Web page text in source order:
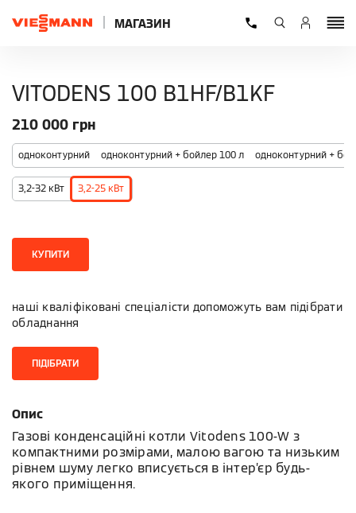
МАГАЗИН
VITODENS 100 B1HF/B1KF
210 000 грн
одноконтурний одноконтурний + бойлер 100 л одноконтурний +
3,2-32 кВт 3,2-25 кВт
КУПИТИ
наші кваліфіковані спеціалісти допоможуть вам підібрати
обладнання
ПІДІБРАТИ
Опис
Газові конденсаційні котли Vitodens 100-W з
компактними розмірами, малою вагою та низьким
рівнем шуму легко вписується в інтер’єр будь-
якого приміщення.